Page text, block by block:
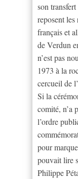
son
reposent les
français et
de Verdun
n’est pas
1973 à la
cercueil de
Si la
comité, n’a
l’ordre
pour
pouvait lire
Philippe